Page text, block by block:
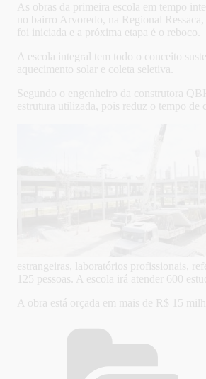
As obras da primeira escola em tempo
no bairro Arvoredo, na Regional
foi iniciada e a próxima etapa é o reboco.
A escola integral tem todo o conceito
aquecimento solar e coleta seletiva.
Segundo o engenheiro da construtora
estrutura utilizada, pois reduz o tempo de
estrangeiras, laboratórios profissionais,
125 pessoas. A escola irá atender 600
A obra está orçada em mais de R$ 15